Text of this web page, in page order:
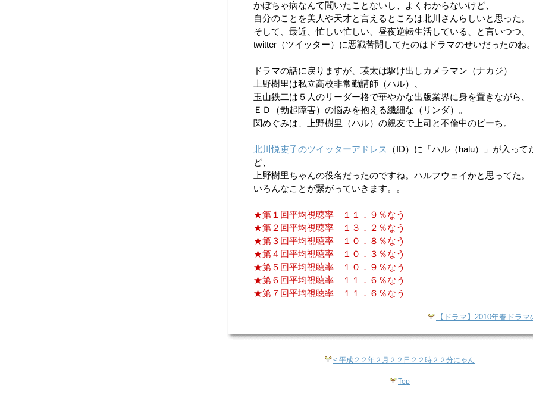
かぼちゃ病なんて聞いたことないし、よくわからないけど、
自分のことを美人や天才と言えるところは北川さんらしいと思った。
そして、最近、忙しい忙しい、昼夜逆転生活している、と言いつつ、
twitter（ツイッター）に悪戦苦闘してたのはドラマのせいだったのね
ドラマの話に戻りますが、瑛太は駆け出しカメラマン（ナカジ）
上野樹里は私立高校非常勤講師（ハル）、
玉山鉄二は５人のリーダー格で華やかな出版業界に身を置きながら、
ＥＤ（勃起障害）の悩みを抱える繊細な（リンダ）。
関めぐみは、上野樹里（ハル）の親友で上司と不倫中のピーち。
北川悦吏子のツイッターアドレス
（ID）に「ハル（halu）」が入って
ど、
上野樹里ちゃんの役名だったのですね。ハルフウェイかと思ってた。
いろんなことが繋がっていきます。。
★第１回平均視聴率 １１．９％なう
★第２回平均視聴率 １３．２％なう
★第３回平均視聴率 １０．８％なう
★第４回平均視聴率 １０．３％なう
★第５回平均視聴率 １０．９％なう
★第６回平均視聴率 １１．６％なう
★第７回平均視聴率 １１．６％なう
【ドラマ】2010年春ドラマ
< 平成２２年２月２２日２２時２２分にゃん
Top